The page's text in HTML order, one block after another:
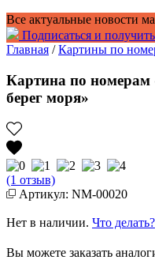
Все актуальные новости
Подписаться и
Главная /Картины по
Картина по номерам
берег моря»
(1 отзыв)
Артикул: NM-00020
Нет в наличии. Что делать?
Вы можете заказать